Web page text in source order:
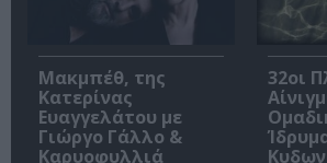
Μακμπέθ, της
Κατερίνας
Ευαγγελάτου με
Γιώργο Γάλλο &
Καρυοφυλλιά
32οι